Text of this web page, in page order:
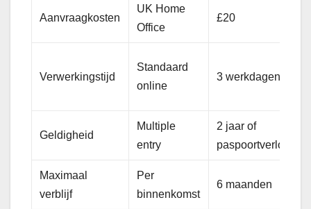
Aanvraagkosten
UK Home
Office
£20
Verwerkingstijd
Standaard
online
3 werkdagen
Geldigheid
Multiple
entry
2 jaar of
paspoortverloop
Maximaal
verblijf
Per
binnenkomst
6 maanden